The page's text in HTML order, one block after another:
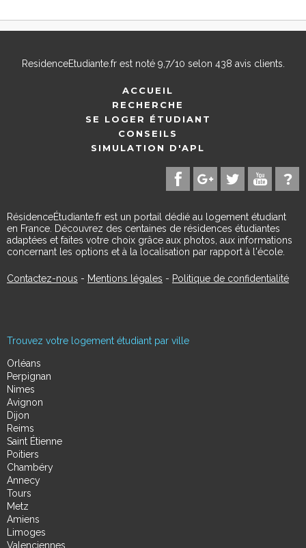
ResidenceEtudiante.frest noté 9,7/10 selon 438 avis clients.
ACCUEIL
RECHERCHE
SE LOGER ÉTUDIANT
CONSEILS
SIMULATION D'APL
RésidenceÉtudiante.fr est un portail dédié au logement étudiant
en France. Découvrez des centaines de résidences étudiantes
adaptées et faites votre choix grâce aux photos, aux informations
concernant les options et à la localisation par rapport à l'école.
Contactez-nous - Mentions légales - Politique de confidentialité
Trouvez votre logement étudiant par ville
Orléans
Perpignan
Nimes
Avignon
Dijon
Reims
Saint Étienne
Poitiers
Chambéry
Annecy
Tours
Metz
Amiens
Limoges
Valenciennes